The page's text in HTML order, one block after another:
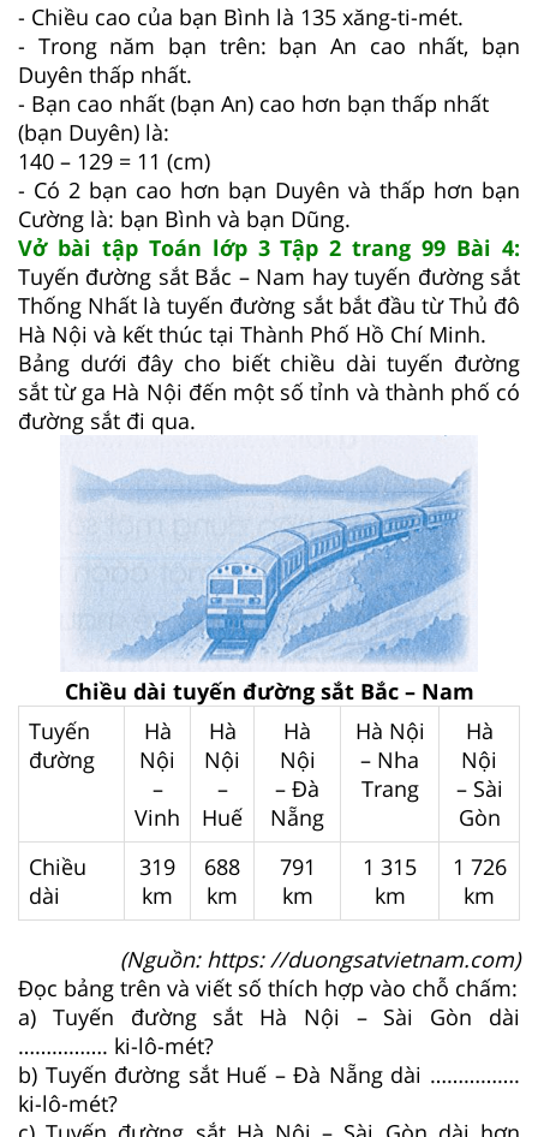
- Chiều cao của bạn Bình là 135 xăng-ti-mét.
- Trong năm bạn trên: bạn An cao nhất, bạn
Duyên thấp nhất.
- Bạn cao nhất (bạn An) cao hơn bạn thấp nhất
(bạn Duyên) là:
140 – 129 = 11 (cm)
- Có 2 bạn cao hơn bạn Duyên và thấp hơn bạn
Cường là: bạn Bình và bạn Dũng.
Vở bài tập Toán lớp 3 Tập 2 trang 99 Bài 4:
Tuyến đường sắt Bắc – Nam hay tuyến đường sắt
Thống Nhất là tuyến đường sắt bắt đầu từ Thủ đô
Hà Nội và kết thúc tại Thành Phố Hồ Chí Minh.
Bảng dưới đây cho biết chiều dài tuyến đường
sắt từ ga Hà Nội đến một số tỉnh và thành phố có
đường sắt đi qua.
Chiều dài tuyến đường sắt Bắc – Nam
Tuyến
đường
Hà
Nội
–
Vinh
Hà
Nội
–
Huế
Hà
Nội
– Đà
Nẵng
Hà Nội
– Nha
Trang
Hà
Nội
– Sài
Gòn
Chiều
dài
319
km
688
km
791
km
1 315
km
1 726
km
(Nguồn: https: //duongsatvietnam.com)
Đọc bảng trên và viết số thích hợp vào chỗ chấm:
a) Tuyến đường sắt Hà Nội – Sài Gòn dài
……………. ki-lô-mét?
b) Tuyến đường sắt Huế – Đà Nẵng dài …………….
ki-lô-mét?